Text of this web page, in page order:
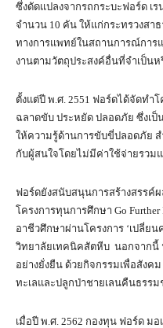
ซึ่งดัดแปลงจากรถกระบะฟอร์ด
จำนวน 10 คัน ให้แก่กระทรวงส
ทางการแพทย์ในสถานการณ์การ
งานตามวัตถุประสงค์อื่นที่จำเป็น
ตั้งแต่ปี พ.ศ. 2551 ฟอร์ดได้จัดทำโ
ฉลาดขับ ประหยัด ปลอดภัย ซึ่งเป็
ให้ความรู้ด้านการขับขี่ปลอดภัย
กับผู้สนใจโดยไม่มีค่าใช้จ่ายรวมแ
ฟอร์ดยังสนับสนุนการสร้างสรรค์
โครงการทุนการศึกษา Go Further
อาชีวศึกษาผ่านโครงการ ‘เปลี่
วิทยาลัยเทคนิคสัตหีบ นอกจากนี้
อย่างยั่งยืน ด้วยกิจกรรมเพื่อสังคม
ทะเลและปลูกป่าชายเลนคืนธรรม
เมื่อปี พ.ศ. 2562 กองทุน ฟอร์ด ม